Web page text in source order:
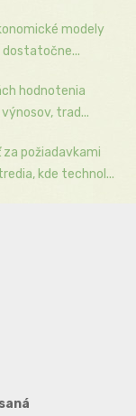
modely
dostatočne...
hodnotenia
trad...
požiadavkami
kde technol...